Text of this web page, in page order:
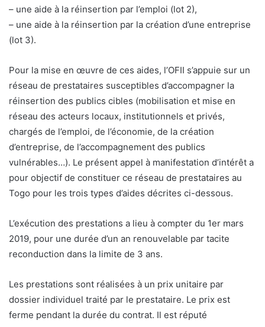
– une aide à la réinsertion par l’emploi (lot 2),
– une aide à la réinsertion par la création d’une entreprise
(lot 3).
Pour la mise en œuvre de ces aides, l’OFII s’appuie sur un
réseau de prestataires susceptibles d’accompagner la
réinsertion des publics cibles (mobilisation et mise en
réseau des acteurs locaux, institutionnels et privés,
chargés de l’emploi, de l’économie, de la création
d’entreprise, de l’accompagnement des publics
vulnérables…). Le présent appel à manifestation d’intérêt a
pour objectif de constituer ce réseau de prestataires au
Togo pour les trois types d’aides décrites ci-dessous.
L’exécution des prestations a lieu à compter du 1er mars
2019, pour une durée d’un an renouvelable par tacite
reconduction dans la limite de 3 ans.
Les prestations sont réalisées à un prix unitaire par
dossier individuel traité par le prestataire. Le prix est
ferme pendant la durée du contrat. Il est réputé